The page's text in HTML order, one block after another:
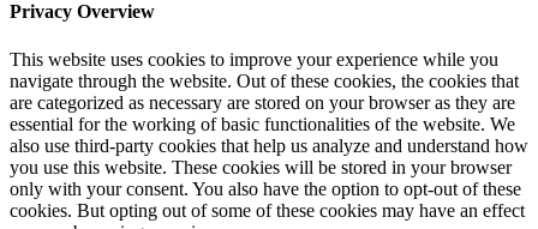
Privacy Overview
This website uses cookies to improve your experience while you
navigate through the website. Out of these cookies, the cookies that
are categorized as necessary are stored on your browser as they are
essential for the working of basic functionalities of the website. We
also use third-party cookies that help us analyze and understand how
you use this website. These cookies will be stored in your browser
only with your consent. You also have the option to opt-out of these
cookies. But opting out of some of these cookies may have an effect